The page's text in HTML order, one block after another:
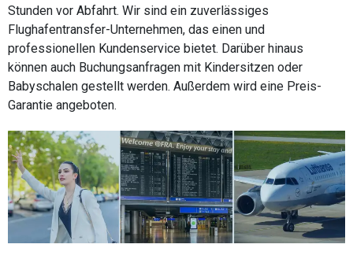
Stunden vor Abfahrt. Wir sind ein zuverlässiges
Flughafentransfer-Unternehmen, das einen und
professionellen Kundenservice bietet. Darüber hinaus
können auch Buchungsanfragen mit Kindersitzen oder
Babyschalen gestellt werden. Außerdem wird eine Preis-
Garantie angeboten.